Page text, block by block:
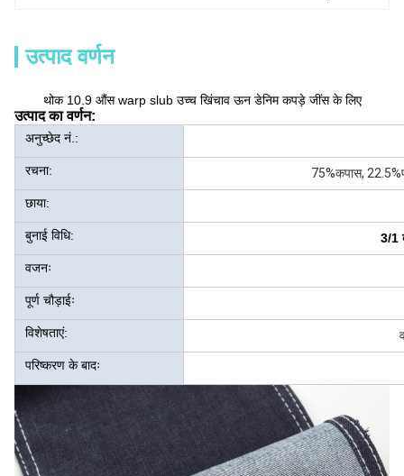
उत्पाद वर्णन
थोक 10.9 औंस warp slub उच्च खिंचाव ऊन डेनिम कपड़े जींस के लिए
उत्पाद का वर्णन:
अनुच्छेद नं.:
रचना: 75%कपास,
छाया:
बुनाई विधि: 3/1
वजनः
पूर्ण चौड़ाईः
विशेषताएं:
परिष्करण के बादः